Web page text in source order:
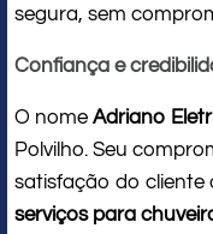
segura, sem
Confiança e
O nome Adriano
Polvilho. Seu
satisfação do cliente
serviços para